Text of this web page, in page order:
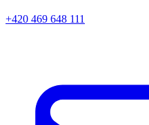
+420 469 648 111